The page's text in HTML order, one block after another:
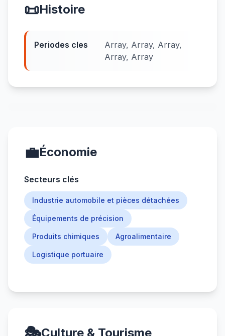
📜Histoire
Periodes cles
Array, Array, Array,
Array, Array
💼Économie
Secteurs clés
Industrie automobile et pièces détachées
Équipements de précision
Produits chimiques Agroalimentaire
Logistique portuaire
Culture & Tourisme